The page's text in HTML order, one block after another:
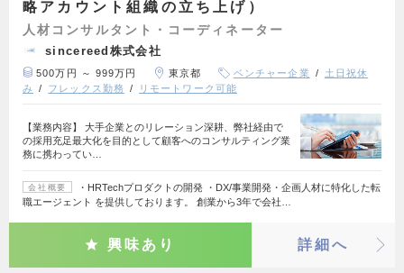
略アカウント組織の立ち上げ）
人材コンサルタント・コーディネーター
sincereed株式会社
500万円 ～ 999万円 東京都 ベンチャー企業
土日祝休
み
フレックス勤務 リモートワーク可能
【業務内容】 大手企業とのリレーション深耕、弊社経由で
の採用充足最大化を目的として顧客へのコンサルティング業
務に携わってい…
会社概要
・HRTechプロダクトの開発 ・DX/事業開発・企画人材に特化した転
職エージェント を提供しております。 創業から3年で会社…
興味あり 詳細へ